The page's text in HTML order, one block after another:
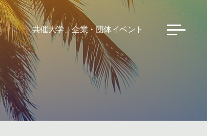
共催大学、企業・団体イベント